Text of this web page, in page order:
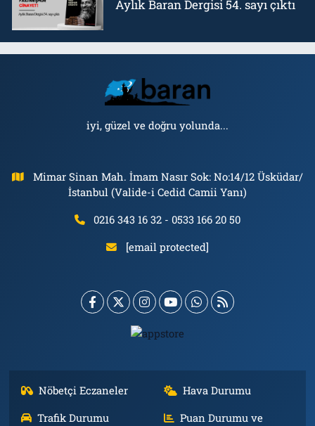
Aylık Baran Dergisi 54. sayı çıktı
iyi, güzel ve doğru yolunda...
Mimar Sinan Mah. İmam Nasır Sok: No:14/12 Üsküdar/
İstanbul (Valide-i Cedid Camii Yanı)
0216 343 16 32 - 0533 166 20 50
[email protected]
Nöbetçi Eczaneler
Hava Durumu
Trafik Durumu
Puan Durumu ve